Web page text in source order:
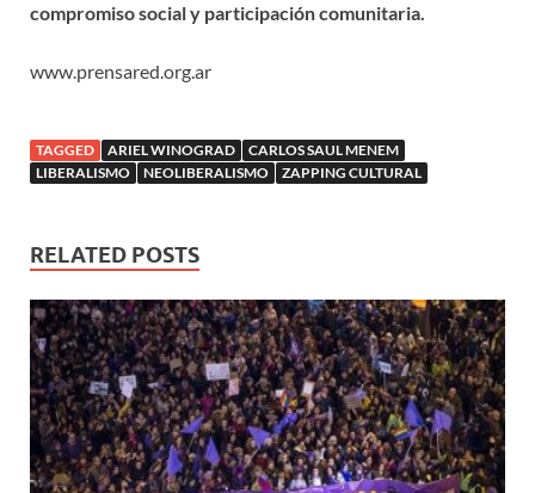
compromiso social y participación comunitaria.
www.prensared.org.ar
TAGGED ARIEL WINOGRAD
CARLOS SAUL MENEM
LIBERALISMO
NEOLIBERALISMO ZAPPING CULTURAL
RELATED POSTS